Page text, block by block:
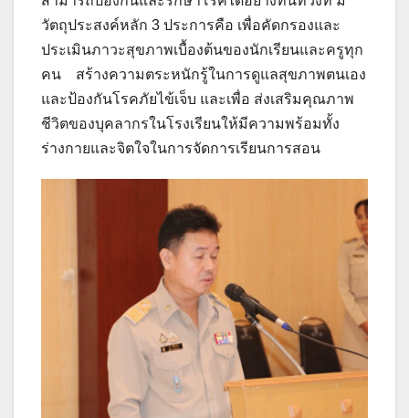
วัตถุประสงค์หลัก 3 ประการคือ เพื่อคัดกรองและ
ประเมินภาวะสุขภาพเบื้องต้นของนักเรียนและครูทุก
คน สร้างความตระหนักรู้ในการดูแลสุขภาพตนเอง
และป้องกันโรคภัยไข้เจ็บ และเพื่อ ส่งเสริมคุณภาพ
ชีวิตของบุคลากรในโรงเรียนให้มีความพร้อมทั้ง
ร่างกายและจิตใจในการจัดการเรียนการสอน